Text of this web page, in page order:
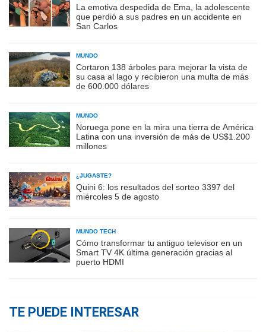
La emotiva despedida de Ema, la adolescente
que perdió a sus padres en un accidente en
San Carlos
MUNDO
Cortaron 138 árboles para mejorar la vista de
su casa al lago y recibieron una multa de más
de 600.000 dólares
MUNDO
Noruega pone en la mira una tierra de América
Latina con una inversión de más de US$1.200
millones
¿JUGASTE?
Quini 6: los resultados del sorteo 3397 del
miércoles 5 de agosto
MUNDO TECH
Cómo transformar tu antiguo televisor en un
Smart TV 4K última generación gracias al
puerto HDMI
TE PUEDE INTERESAR